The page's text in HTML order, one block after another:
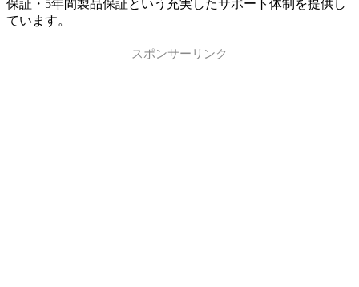
保証・5年間製品保証という充実したサポート体制を提供し
ています。
スポンサーリンク